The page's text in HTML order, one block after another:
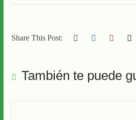
Share This Post:
También te puede